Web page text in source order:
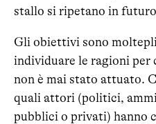
stallo si ripetano in
Gli obiettivi sono
individuare le ragioni per
non è mai stato attuato.
quali attori (politici,
pubblici o privati) hanno